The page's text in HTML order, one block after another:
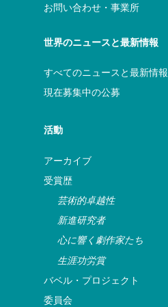
お問い合わせ・事業所
世界のニュースと最新情報
すべてのニュースと最新情報
現在募集中の公募
活動
アーカイブ
受賞歴
芸術的卓越性
新進研究者
心に響く劇作家たち
生涯功労賞
バベル・プロジェクト
委員会